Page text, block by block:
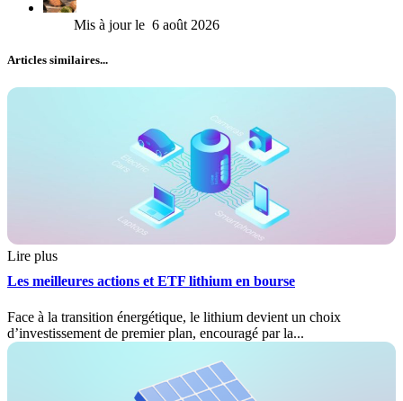
6 août 2026
Articles similaires...
Lire plus
Les meilleures actions et ETF lithium en bourse
Face à la transition énergétique, le lithium devient un choix
d’investissement de premier plan, encouragé par la...